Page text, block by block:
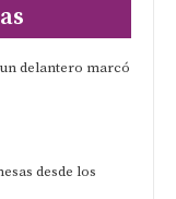
delantero marcó
desde los